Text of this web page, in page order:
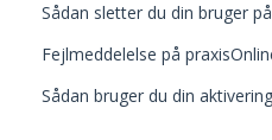
Sådan sletter du din bruger
Fejlmeddelelse på
Sådan bruger du din